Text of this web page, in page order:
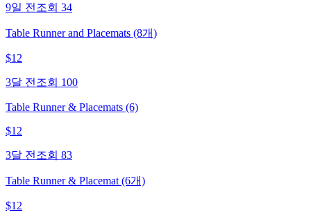
9일 전 조회 34
Table Runner and Placemats (8개)
$12
3달 전 조회 100
Table Runner & Placemats (6)
$12
3달 전 조회 83
Table Runner & Placemat (6개)
$12